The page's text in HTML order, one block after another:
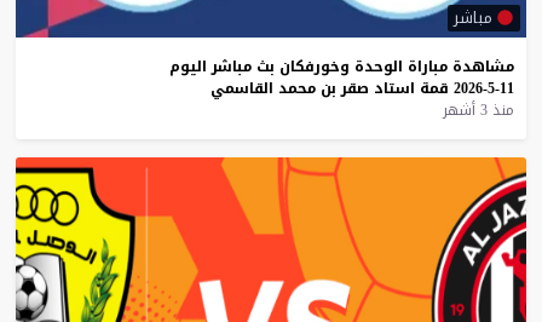
مباشر
مشاهدة مباراة الوحدة وخورفكان بث مباشر اليوم
11-5-2026
قمة استاد صقر بن محمد القاسمي
منذ 3 أشهر